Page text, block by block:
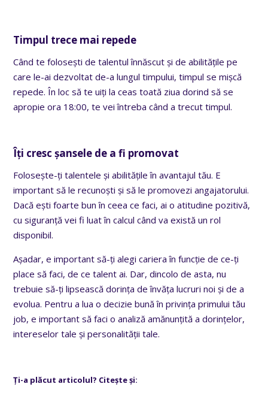
Timpul trece mai repede
Când te folosești de talentul înnăscut și de abilitățile pe
care le-ai dezvoltat de-a lungul timpului, timpul se mișcă
repede. În loc să te uiți la ceas toată ziua dorind să se
apropie ora 18:00, te vei întreba când a trecut timpul.
Îți cresc șansele de a fi promovat
Folosește-ți talentele și abilitățile în avantajul tău. E
important să le recunoști și să le promovezi angajatorului.
Dacă ești foarte bun în ceea ce faci, ai o atitudine pozitivă,
cu siguranță vei fi luat în calcul când va există un rol
disponibil.
Așadar, e important să-ți alegi cariera în funcție de ce-ți
place să faci, de ce talent ai. Dar, dincolo de asta, nu
trebuie să-ți lipsească dorința de învăța lucruri noi și de a
evolua. Pentru a lua o decizie bună în privința primului tău
job, e important să faci o analiză amănunțită a dorințelor,
intereselor tale și personalității tale.
Ți-a plăcut articolul? Citește și: